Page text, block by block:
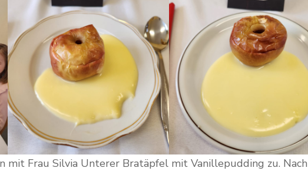
mit Frau Silvia Unterer Bratäpfel mit Vanillepudding zu. Nach